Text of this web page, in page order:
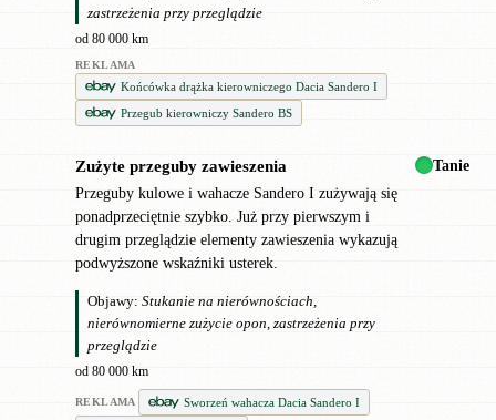
zastrzeżenia przy przeglądzie
od 80 000 km
REKLAMA
Końcówka drążka kierowniczego Dacia Sandero I
Przegub kierowniczy Sandero BS
Zużyte przeguby zawieszenia
Przeguby kulowe i wahacze Sandero I zużywają się
ponadprzeciętnie szybko. Już przy pierwszym i
drugim przeglądzie elementy zawieszenia wykazują
podwyższone wskaźniki usterek.
Objawy: Stukanie na nierównościach,
nierównomierne zużycie opon, zastrzeżenia przy
przeglądzie
od 80 000 km
REKLAMA
Sworzeń wahacza Dacia Sandero I
Tanie